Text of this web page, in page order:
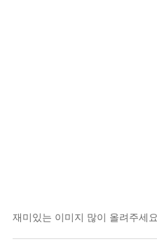
재미있는 이미지 많이 올려주세